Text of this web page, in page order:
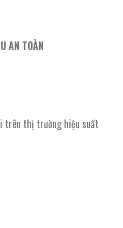
AN TOÀN
trên thị trường hiệu suất